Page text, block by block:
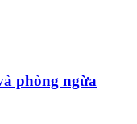
phòng ngừa